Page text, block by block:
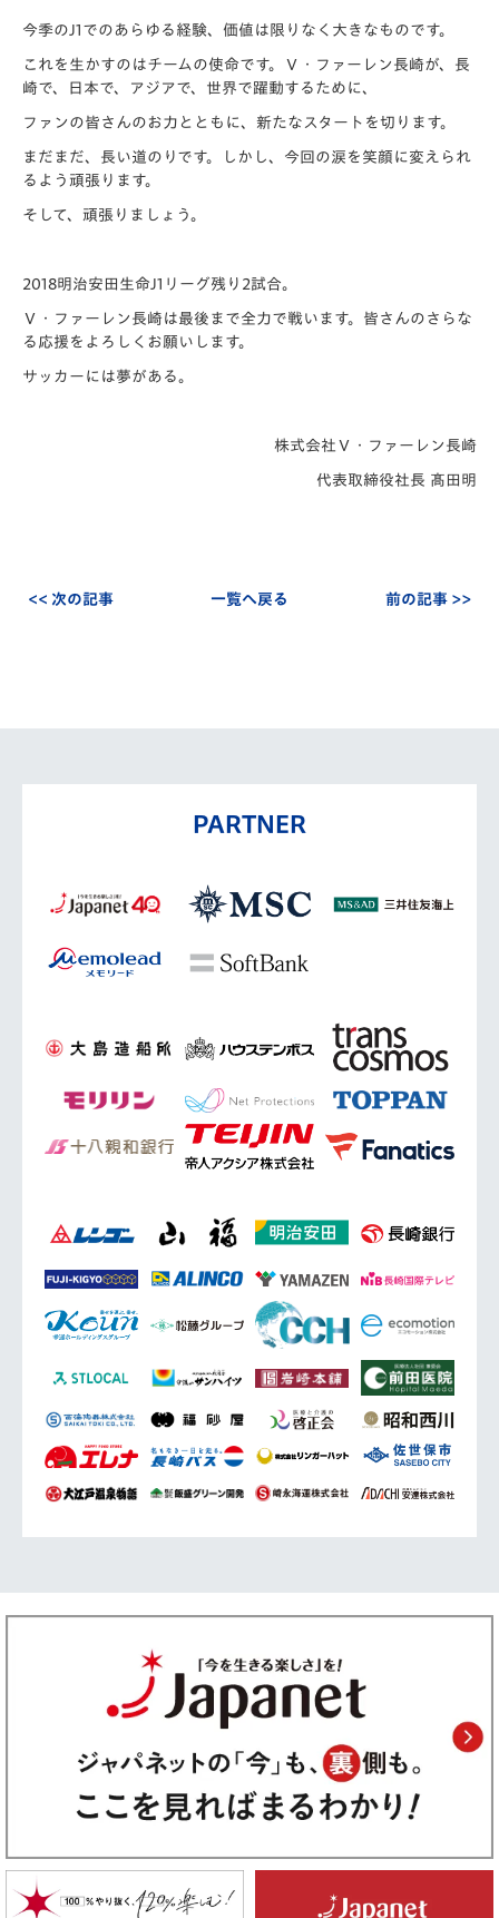
今季のJ1でのあらゆる経験、価値は限りなく大きなものです。
これを生かすのはチームの使命です。Ｖ・ファーレン長崎が、長
崎で、日本で、アジアで、世界で躍動するために、
ファンの皆さんのお力とともに、新たなスタートを切ります。
まだまだ、長い道のりです。しかし、今回の涙を笑顔に変えられ
るよう頑張ります。
そして、頑張りましょう。
2018明治安田生命J1リーグ残り2試合。
Ｖ・ファーレン長崎は最後まで全力で戦います。皆さんのさらな
る応援をよろしくお願いします。
サッカーには夢がある。
株式会社Ｖ・ファーレン長崎
代表取締役社長 髙田明
<< 次の記事 一覧へ戻る 前の記事 >>
PARTNER